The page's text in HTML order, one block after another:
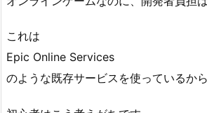
え
3.
3.
完
これは
Epic Online Services
のような既存サービスを使っているから